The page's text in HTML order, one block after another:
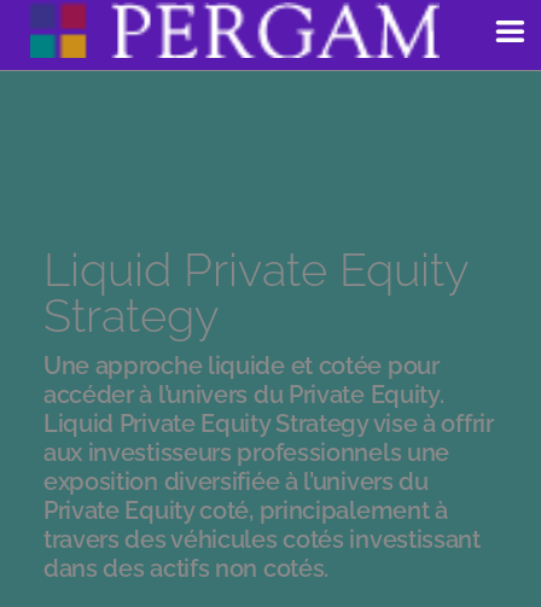
Liquid Private Equity
Strategy
Une approche liquide et cotée pour
accéder à l’univers du Private Equity.
Liquid Private Equity Strategy vise à offrir
aux investisseurs professionnels une
exposition diversifiée à l’univers du
Private Equity coté, principalement à
travers des véhicules cotés investissant
dans des actifs non cotés.